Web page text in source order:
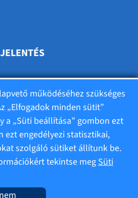
működéséhez szükséges
„Elfogadok minden sütit”
a „Süti beállítása” gombon ezt
ezt engedélyezi statisztikai,
szolgáló sütiket állítunk be.
tekintse megSüti